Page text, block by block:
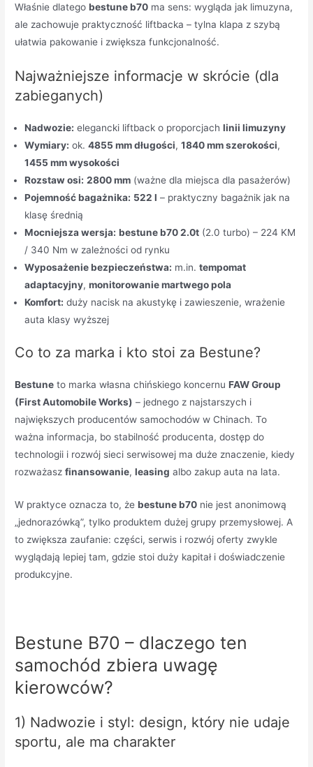
Właśnie dlategobestune b70 ma sens: wygląda jak limuzyna,
ale zachowuje praktyczność liftbacka – tylna klapa z szybą
ułatwia pakowanie i zwiększa funkcjonalność.
Najważniejsze informacje w skrócie (dla
zabieganych)
Nadwozie: elegancki liftback o proporcjach linii limuzyny
Wymiary: ok. 4855 mm długości, 1840 mm szerokości,
1455 mm wysokości
Rozstaw osi: 2800 mm(ważne dla miejsca dla pasażerów)
Pojemność bagażnika: 522 l – praktyczny bagażnik jak na
klasę średnią
Mocniejsza wersja: bestune b70 2.0t(2.0 turbo) – 224 KM
/ 340 Nm w zależności od rynku
Wyposażenie bezpieczeństwa: m.in. tempomat
adaptacyjny, monitorowanie martwego pola
Komfort: duży nacisk na akustykę i zawieszenie, wrażenie
auta klasy wyższej
Co to za marka i kto stoi za Bestune?
Bestune to marka własna chińskiego koncernuFAW Group
(First Automobile Works) – jednego z najstarszych i
największych producentów samochodów w Chinach. To
ważna informacja, bo stabilność producenta, dostęp do
technologii i rozwój sieci serwisowej ma duże znaczenie, kiedy
rozważaszfinansowanie,leasing albo zakup auta na lata.
W praktyce oznacza to, żebestune b70 nie jest anonimową
„jednorazówką”, tylko produktem dużej grupy przemysłowej. A
to zwiększa zaufanie: części, serwis i rozwój oferty zwykle
wyglądają lepiej tam, gdzie stoi duży kapitał i doświadczenie
produkcyjne.
Bestune B70 – dlaczego ten
samochód zbiera uwagę
kierowców?
1) Nadwozie i styl: design, który nie udaje
sportu, ale ma charakter